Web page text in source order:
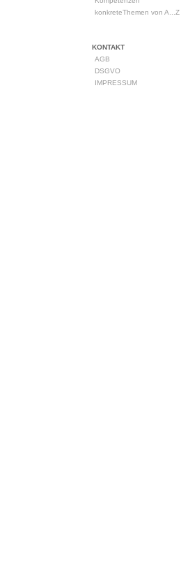
konkreteThemen von A...Z
KONTAKT
AGB
DSGVO
IMPRESSUM